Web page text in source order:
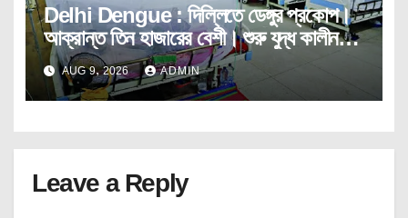
Delhi Dengue : দিল্লিতে ডেঙ্গুর প্রকোপ।
আক্রান্ত তিন হাজারের বেশী। শুরু যুদ্ধ কালীন
তৎপরতা।
AUG 9, 2026 ADMIN
Leave a Reply